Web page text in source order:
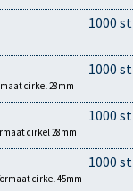
1000 st
1000 st
cirkel 28mm
1000 st
cirkel 28mm
1000 st
cirkel 45mm